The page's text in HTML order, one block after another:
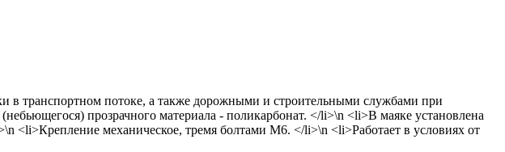
в транспортном потоке, а также дорожными и строительными службами при
прозрачного материала - поликарбонат. </li>\n <li>В маяке установлена
<li>Крепление механическое, тремя болтами М6. </li>\n <li>Работает в условиях от